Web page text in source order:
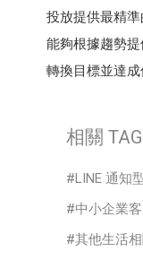
投放提供最精
能夠根據趨勢
轉換目標並達成
相關 TAG
LINE 通知
中小企業
其他生活